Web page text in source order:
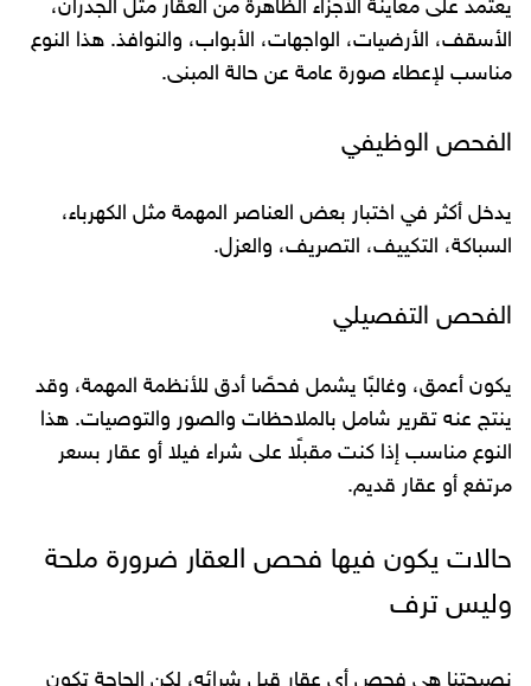
يعتمد على معاينة الأجزاء الظاهرة من العقار مثل الجدران،
الأسقف، الأرضيات، الواجهات، الأبواب، والنوافذ. هذا النوع
مناسب لإعطاء صورة عامة عن حالة المبنى.
الفحص الوظيفي
يدخل أكثر في اختبار بعض العناصر المهمة مثل الكهرباء،
السباكة، التكييف، التصريف، والعزل.
الفحص التفصيلي
يكون أعمق، وغالبًا يشمل فحصًا أدق للأنظمة المهمة، وقد
ينتج عنه تقرير شامل بالملاحظات والصور والتوصيات. هذا
النوع مناسب إذا كنت مقبلًا على شراء فيلا أو عقار بسعر
مرتفع أو عقار قديم.
حالات يكون فيها فحص العقار ضرورة ملحة
وليس ترف
نصيحتنا هي فحص أي عقار قبل شرائه، لكن الحاجة تكون